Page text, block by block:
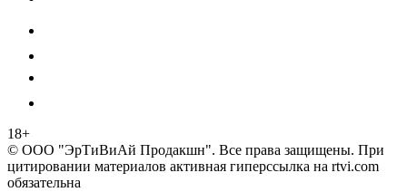
18+
© ООО "ЭрТиВиАй Продакшн". Все права защищены. При
цитировании материалов активная гиперссылка на rtvi.com
обязательна